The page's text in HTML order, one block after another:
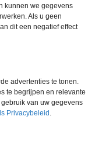
kunnen we gegevens
Als u geen
dit een negatief effect
advertenties te tonen.
te begrijpen en relevante
van uw gegevens
Privacybeleid .